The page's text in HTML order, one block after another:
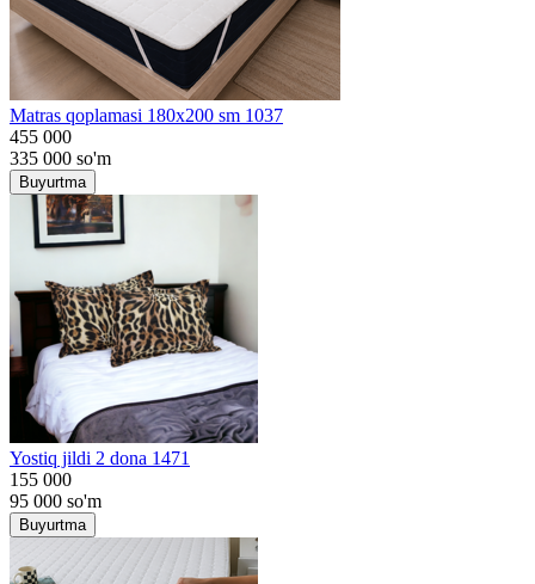
Matras qoplamasi 180x200 sm 1037
455 000
335 000 so'm
Buyurtma
Yostiq jildi 2 dona 1471
155 000
95 000 so'm
Buyurtma